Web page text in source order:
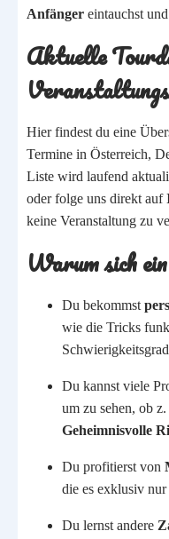
Anfänger eintauchst
Aktuelle
Hier findest du eine
Termine in Österreich,
Liste wird laufend
oder folge uns direkt auf
keine Veranstaltung zu
Warum sich
Du bekommst
wie die Tricks
Du kannst viele
um zu sehen, ob z.
Geheimnisvolle
Du profitierst von
die es exklusiv
Du lernst andere